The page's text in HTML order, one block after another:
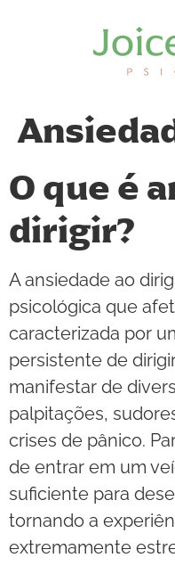
O que é
dirigir?
A ansiedade ao
psicológica que
caracterizada por
persistente de
manifestar de
palpitações,
crises de pânico.
de entrar em um
suficiente para
tornando a
extremamente